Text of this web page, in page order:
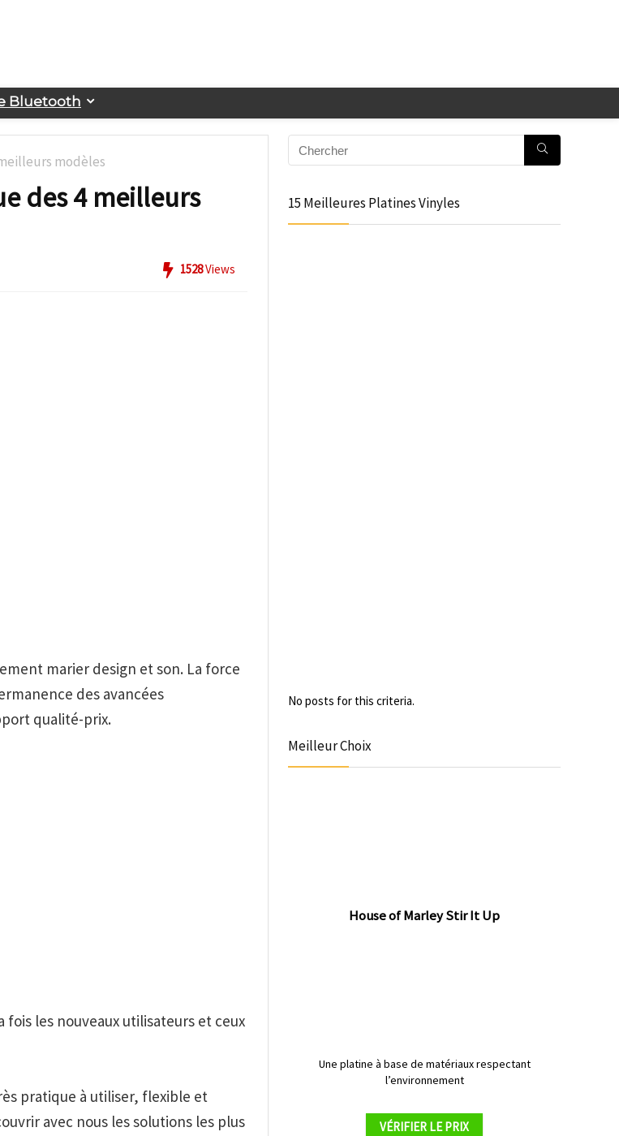
Bluetooth
modèles
des 4 meilleurs
1528Views
marier design et son. La force
des avancées
qualité-prix.
les nouveaux utilisateurs et ceux
pratique à utiliser, flexible et
avec nous les solutions les plus
15 Meilleures Platines Vinyles
No posts for this criteria.
Meilleur Choix
House of Marley Stir It Up
Une platine à base de matériaux respectant
l’environnement
VÉRIFIER LE PRIX